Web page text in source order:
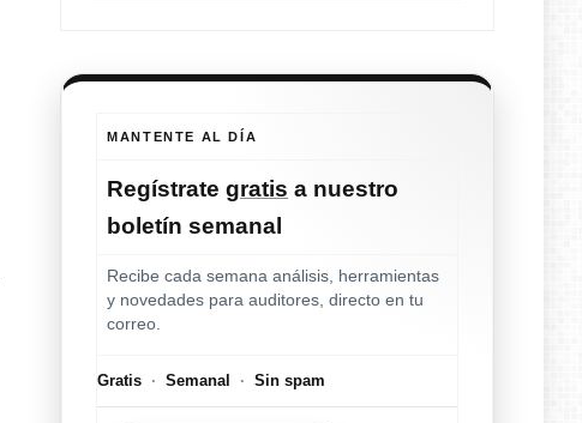
MANTENTE AL DÍA
Regístrategratis a nuestro
boletín semanal
Recibe cada semana análisis, herramientas
y novedades para auditores, directo en tu
correo.
Gratis · Semanal · Sin spam